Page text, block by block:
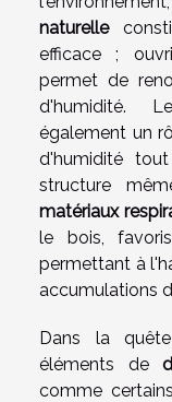
naturelle
efficace ;
permet de
d'humidité.
également un
d'humidité
structure
matériaux
le bois,
permettant à
accumulations
Dans la
éléments de
comme